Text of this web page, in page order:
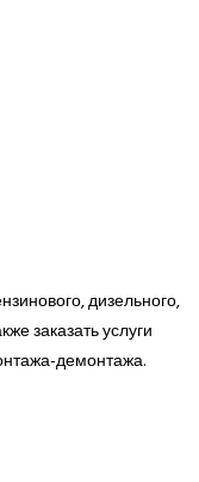
дизельного,
заказать услуги
демонтажа.